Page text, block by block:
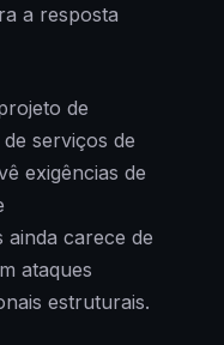
a resposta
de
serviços de
exigências de
ainda carece de
ataques
estruturais.